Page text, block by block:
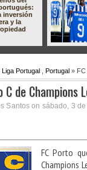
inversión
y la
Liga Portugal Portugal » FC
de Champions
Santos on sábado, 3
FC Porto
Champions